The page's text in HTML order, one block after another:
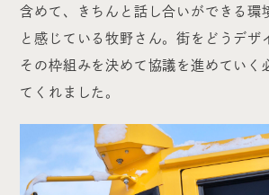
含めて、きちんと話し合いができる環
と感じている牧野さん。街をどうデザ
その枠組みを決めて協議を進めていく
てくれました。